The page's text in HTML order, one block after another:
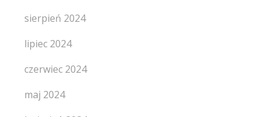
sierpień 2024
lipiec 2024
czerwiec 2024
maj 2024